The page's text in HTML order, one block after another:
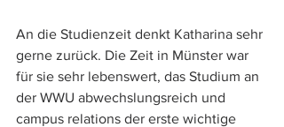
An die Studienzeit denkt Katharina sehr
gerne zurück. Die Zeit in Münster war
für sie sehr lebenswert, das Studium an
der WWU abwechslungsreich und
campus relations der erste wichtige